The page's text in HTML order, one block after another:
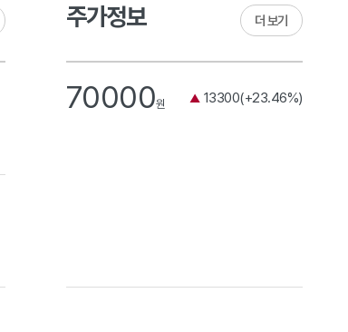
주가정보
70000원 ▲ 13300(+23.46%)
더 보기